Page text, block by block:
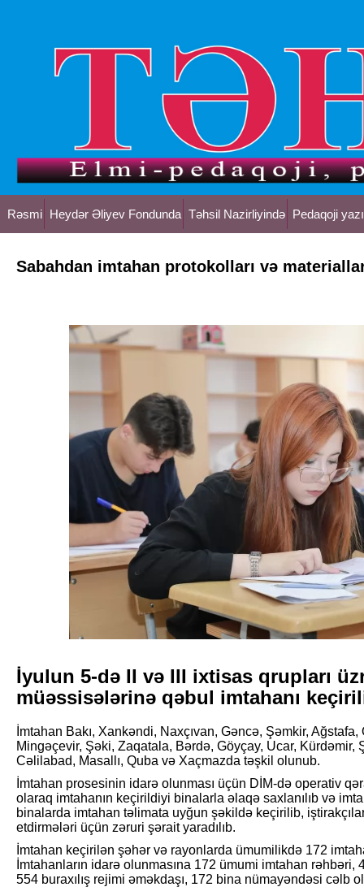
Rəsmi Heydər Əliyev Fondunda Təhsil Nazirliyində Pedaqoji
Sabahdan imtahan protokolları və
İyulun 5-də II və III ixtisas qrupları
müəssisələrinə qəbul imtahanı
İmtahan Bakı, Xankəndi, Naxçıvan, Gəncə, Şəmkir,
Mingəçevir, Şəki, Zaqatala, Bərdə, Göyçay, Ucar,
Cəlilabad, Masallı, Quba və Xaçmazda təşkil olunub.
İmtahan prosesinin idarə olunması üçün DİM-də operativ
olaraq imtahanın keçirildiyi binalarla əlaqə saxlanılıb və
binalarda imtahan təlimata uyğun şəkildə keçirilib,
etdirmələri üçün zəruri şərait yaradılıb.
İmtahan keçirilən şəhər və rayonlarda ümumilikdə 172
İmtahanların idarə olunmasına 172 ümumi imtahan
554 buraxılış rejimi əməkdaşı, 172 bina nümayəndəsi cəlb